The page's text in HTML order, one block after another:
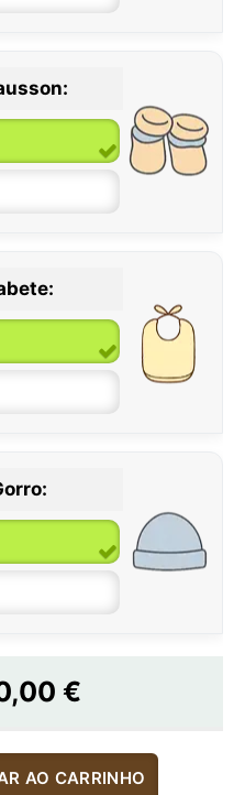
€
AO CARRINHO